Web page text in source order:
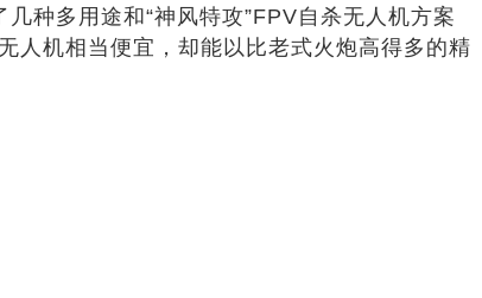
种多用途和“神风特攻”FPV自杀无人机方案
人机相当便宜，却能以比老式火炮高得多的精